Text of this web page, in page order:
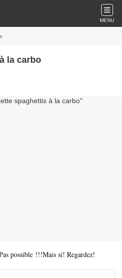
MENU
la carbo
possible !!!Mais si! Regardez!